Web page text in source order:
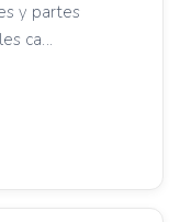
y partes
ca...